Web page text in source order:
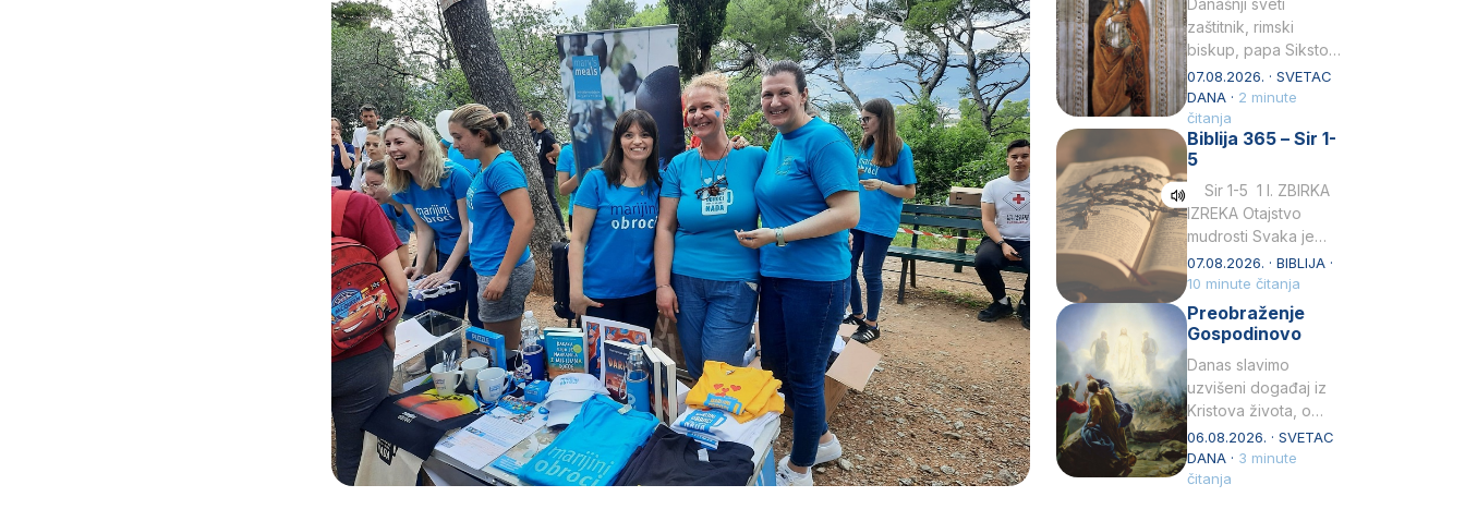
Današnji sveti
zaštitnik, rimski
biskup, papa Siksto
(Sixtus) II, prema
knjizi Liber
Pontificalis bio je
rođenjem Grk.
Obnovio je odnose s
afričkim…
07.08.2026. · SVETAC
DANA · 2 minute
čitanja
Biblija 365 – Sir 1-
5
Sir 1-5 1 I. ZBIRKA
IZREKA Otajstvo
mudrosti Svaka je
mudrost od Gospoda
i s njime je dovijeka.2
Tko će…
07.08.2026. · BIBLIJA ·
10 minute čitanja
Preobraženje
Gospodinovo
Danas slavimo
uzvišeni događaj iz
Kristova života, o
kojem nas izvješćuju
evanđelisti Matej,
Marko i Luka te sveti
06.08.2026. · SVETAC
DANA · 3 minute
čitanja